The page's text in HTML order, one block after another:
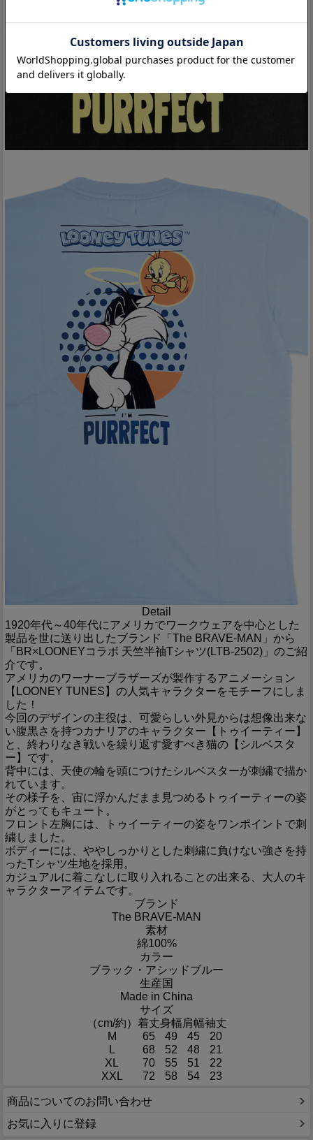
Detail
1920年代～40年代にアメリカでワークウェアを中心とした
製品を世に送り出したブランド「The BRAVE-MAN」から
「BR×LOONEYコラボ 天竺半袖Tシャツ(LTB-2502)」のご紹
介です。
アメリカのワーナーブラザーズが製作するアニメーション
【LOONEY TUNES】の人気キャラクターをモチーフにしま
した！
今回のデザインの主役は、可愛らしい外見からは想像出来な
い腹黒さを持つカナリアのキャラクター【トゥイーティー】
と、終わりなき戦いを繰り返す愛すべき猫の【シルベスタ
ー】です。
背中には、天使の輪を頭につけたシルベスターが刺繍で描か
れています。
その様子を、宙に浮かんだまま見つめるトゥイーティーの姿
がとってもキュート。
フロント左胸には、トゥイーティーの姿をワンポイントで刺
繍しました。
ボディーには、ややしっかりとした刺繍に負けない強さを持
ったTシャツ生地を採用。
カジュアルに着こなしに取り入れることの出来る、大人のキ
ャラクターアイテムです。
ブランド
The BRAVE-MAN
素材
綿100%
カラー
ブラック・アシッドブルー
生産国
Made in China
サイズ
（cm/約） 着丈身幅肩幅袖丈
M
65 49 45
20
L
68 52 48
21
XL
70 55 51
22
XXL
72 58 54 23
商品についてのお問い合わせ
お気に入りに登録